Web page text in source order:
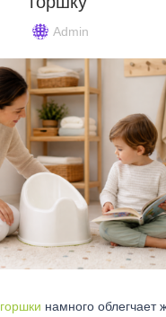
Admin
намного облегчает